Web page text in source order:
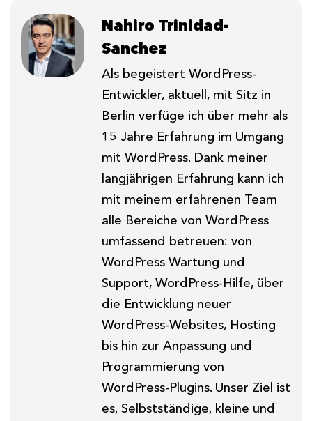
Nahiro Trinidad-
Sanchez
Als begeistert WordPress-
Entwickler, aktuell, mit Sitz in
Berlin verfüge ich über mehr als
15 Jahre Erfahrung im Umgang
mit WordPress. Dank meiner
langjährigen Erfahrung kann ich
mit meinem erfahrenen Team
alle Bereiche von WordPress
umfassend betreuen: von
WordPress Wartung und
Support, WordPress-Hilfe, über
die Entwicklung neuer
WordPress-Websites, Hosting
bis hin zur Anpassung und
Programmierung von
WordPress-Plugins. Unser Ziel ist
es, Selbstständige, kleine und